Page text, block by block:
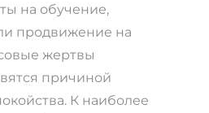
на обучение,
продвижение на
жертвы
причиной
К наиболее